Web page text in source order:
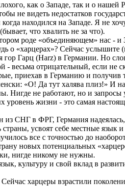
как о Западе, так и о нашей
не видеть недостатков
находился на Западе. Я не
что хвалить не за что).
роде «объединяющем» нас - и
о «харцерах»? Сейчас услышите
гор Гарц (Harz) в Германии. Но
- весьма отрицательный, если не
приехав в Германию и получив
«О! Да тут халява плиз!» И
не работают, но и запросы
жизни - это самая
из СНГ в ФРГ, Германия
усвоят себе местные язык и
все с точностью до
новых потенциальных
нигде никому не нужны.
культуру и свой вклад в
харцеры взрастили